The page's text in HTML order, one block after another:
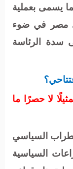
يسمى بعملية
مصر في ضوء
سدة الرئاسة
لا حصرًا ما
السياسي
السياسية